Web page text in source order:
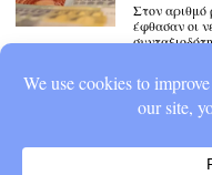
Στον αριθμό
έφθασαν οι
Λάκης
για τη
πάρω 850
ρώτησα